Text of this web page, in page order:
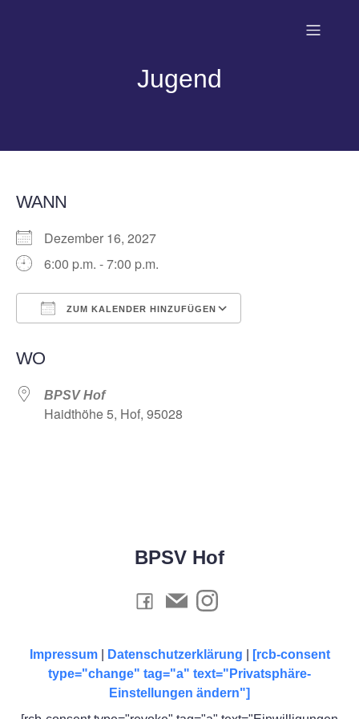
Jugend
WANN
Dezember 16, 2027
6:00 p.m. - 7:00 p.m.
ZUM KALENDER HINZUFÜGEN
WO
BPSV Hof
Haidthöhe 5, Hof, 95028
BPSV Hof
Impressum Datenschutzerklärung
[rcb-consent
type="change" tag="a" text="Privatsphäre-
Einstellungen ändern"]